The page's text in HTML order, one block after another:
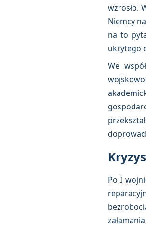
wzrosło.
Niemcy
na to
ukrytego
We
Po I